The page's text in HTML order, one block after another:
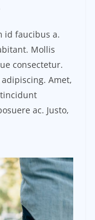
id faucibus a.
Mollis
consectetur.
Amet,
ac. Justo,